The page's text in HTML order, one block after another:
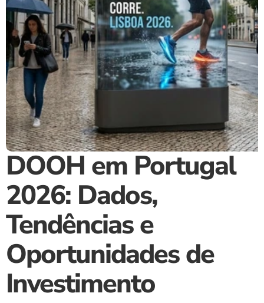
DOOH em Portugal
2026: Dados,
Tendências e
Oportunidades de
Investimento